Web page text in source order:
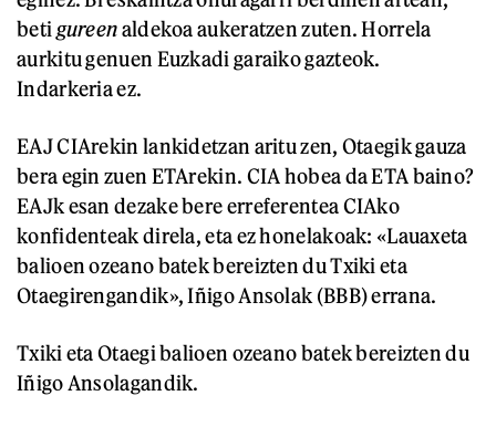
beti gureenaldekoa aukeratzen zuten. Horrela
aurkitu genuen Euzkadi garaiko gazteok.
Indarkeria ez.
EAJ CIArekin lankidetzan aritu zen, Otaegik gauza
bera egin zuen ETArekin. CIA hobea da ETA baino?
EAJk esan dezake bere erreferentea CIAko
konfidenteak direla, eta ez honelakoak: «Lauaxeta
balioen ozeano batek bereizten du Txiki eta
Otaegirengandik», Iñigo Ansolak (BBB) errana.
Txiki eta Otaegi balioen ozeano batek bereizten du
Iñigo Ansolagandik.